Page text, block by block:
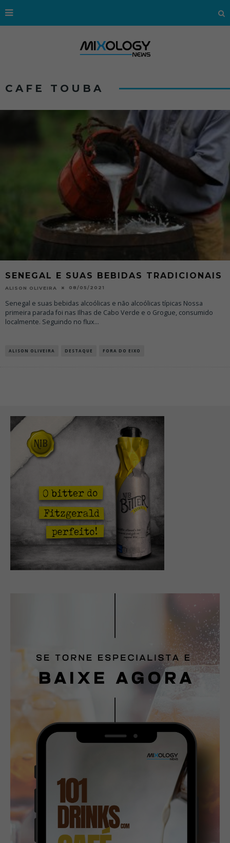
CAFE TOUBA
SENEGAL E SUAS BEBIDAS TRADICIONAIS
ALISON OLIVEIRA 08/05/2021
Senegal e suas bebidas alcoólicas e não alcoólicas típicas Nossa
primeira parada foi nas Ilhas de Cabo Verde e o Grogue, consumido
localmente. Seguindo no flux...
ALISON OLIVEIRA DESTAQUE FORA DO EIXO